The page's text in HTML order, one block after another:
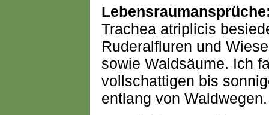
Trachea atriplicis
Ruderalfluren und
sowie Waldsäume. Ich
vollschattigen bis
entlang von Waldwegen.